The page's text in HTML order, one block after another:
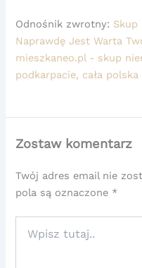
Odnośnik zwrotny: Skup
Naprawdę Jest Warta
mieszkaneo.pl - skup
podkarpacie, cała polska
Zostaw komentarz
Twój adres email nie
pola są oznaczone *
tutaj..